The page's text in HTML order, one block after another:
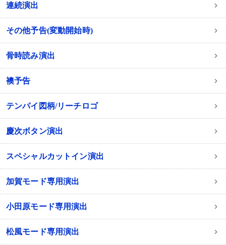
連続演出
その他予告(変動開始時)
骨時読み演出
襖予告
テンパイ図柄/リーチロゴ
慶次ボタン演出
スペシャルカットイン演出
加賀モード専用演出
小田原モード専用演出
松風モード専用演出